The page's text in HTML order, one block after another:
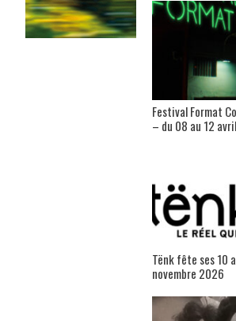
Festival Format
– du 08 au 12
Tënk fête ses 10
novembre 2026